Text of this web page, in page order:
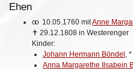
Ehen
oo 10.05.1760 mitAnne
✝ 29.12.1808 in Westerenger
Kinder:
Johann Hermann Böndel , *
Anna Margarethe Ilsabein